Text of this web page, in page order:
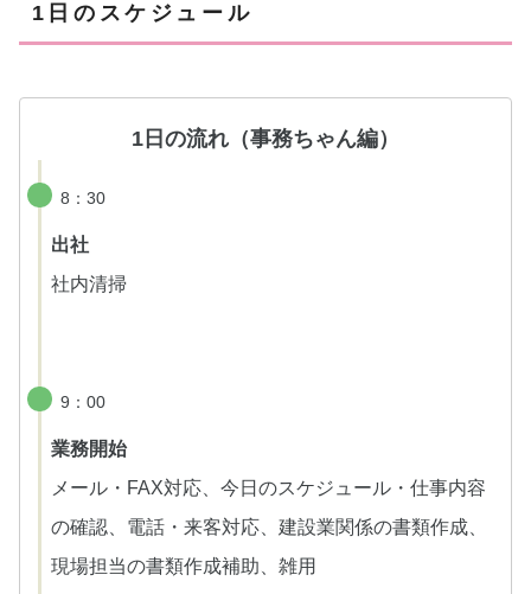
1日のスケジュール
1日の流れ（事務ちゃん編）
8：30
出社
社内清掃
9：00
業務開始
メール・FAX対応、今日のスケジュール・仕事内容
の確認、電話・来客対応、建設業関係の書類作成、
現場担当の書類作成補助、雑用